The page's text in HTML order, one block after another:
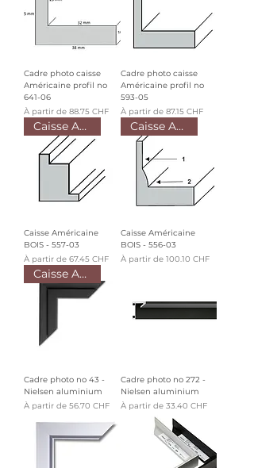
Cadre photo caisse
Américaine profil no
641-06
À partir de 88.75 CHF
Prix promotionnel
Cadre photo caisse
Américaine profil no
593-05
À partir de 87.15 CHF
Prix promotionnel
Caisse Américaine BOIS
Caisse Américaine
BOIS - 557-03
À partir de 67.45 CHF
Prix promotionnel
Caisse Américaine BOIS
Caisse Américaine
BOIS - 556-03
À partir de 100.10 CHF
Prix promotionnel
Caisse Américain ALUMINIUM
Cadre photo no 43 -
Nielsen aluminium
À partir de 56.70 CHF
Prix promotionnel
Cadre photo no 272 -
Nielsen aluminium
À partir de 33.40 CHF
Prix promotionnel